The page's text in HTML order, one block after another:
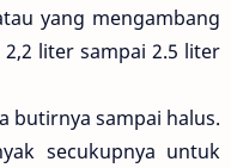
yang mengambang
liter sampai 2.5 liter
butirnya sampai halus.
secukupnya untuk